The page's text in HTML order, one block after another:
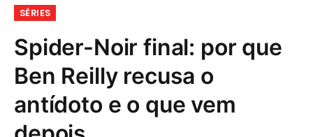
SÉRIES
Spider-Noir final: por que
Ben Reilly recusa o
antídoto e o que vem